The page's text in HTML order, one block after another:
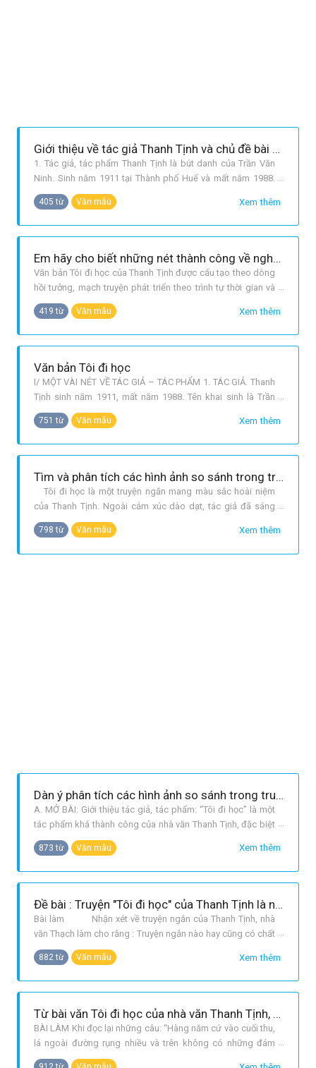
Giới thiệu về tác giả Thanh Tịnh và chủ đề bài Tôi đi học
1. Tác giả, tác phẩm Thanh Tịnh là bút danh của Trần Văn
Ninh. Sinh năm 1911 tại Thành phố Huế và mất năm 1988.
Trước năm 1945 vừa dạy học vừa viết văn. Sau cách mạng,
ông làm công tác văn hóa, văn nghệ trong quân đội; nhiều
tá. Thanh Tịnh là
Xem thêm
405 từ Văn mẫu
Em hãy cho biết những nét thành công về nghệ thuật của văn bản Tôi đi học. Sức cuốn hút của văn bản được tạo nên từ đâu
Văn bản Tôi đi học của Thanh Tịnh được cấu tạo theo dòng
hồi tưởng, mạch truyện phát triển theo trình tự thời gian và
cảm nghĩ chân thành của nhân vật “tôi”: Từ hiện tại nhớ về
quá khứ: tiết trời cuối thu, hình ảnh các em nhỏ đến trường
“tô
Xem thêm
419 từ Văn mẫu
Văn bản Tôi đi học
I/ MỘT VÀI NÉT VỀ TÁC GIẢ – TÁC PHẨM 1. TÁC GIẢ. Thanh
Tịnh sinh năm 1911, mất năm 1988. Tên khai sinh là Trần
Văn Ninh. Trước năm 1946 ông vừa dạy học, vừa làm thơ.
Ông có mặt ở trên nhiều lĩnh vực: Thơ, truyện dài, ca dao,
bút ký…nhưng thành công hơn cả là truyện ngắn 2. TÁC
PHẨM: Tôi đi học in t
Xem thêm
751 từ Văn mẫu
Tìm và phân tích các hình ảnh so sánh trong truyện ngắn "Tôi đi học" của Thanh Tịnh.
Tôi đi học là một truyện ngắn mang màu sắc hoài niệm
của Thanh Tịnh. Ngoài cảm xúc dào dạt, tác giả đã sáng
tạo nên một số hình ánh so sánh rất đẹp. Tác giả đã so
sánh và nhân hóa để viết nên những câu văn giàu hình
Xem thêm
798 từ Văn mẫu
Dàn ý phân tích các hình ảnh so sánh trong truyện ngắn Tôi đi học
A. MỞ BÀI: Giới thiệu tác giả, tác phẩm: “Tôi đi học” là một
tác phẩm khá thành công của nhà văn Thanh Tịnh, đặc biệt
là ở nghệ thuật kể chuyện hấp dẫn. Nêu vấn đề: Sử dụng
nghệ thuật so sánh vô cùng thành công, vừa gần gũi thân
tượng sự thay
Xem thêm
873 từ Văn mẫu
Đề bài : Truyện "Tôi đi học" của Thanh Tịnh là những trang văn xuôi đầy chất thơ. Nêu cảm nhận của em về chất thơ ấy ?
Bài làm Nhận xét về truyện ngắn của Thanh Tịnh, nhà
văn Thạch làm cho rằng : Truyện ngắn nào hay cũng có chất
thơ và bài thơ nào hay cũng có cốt truyện. Quả vậy, truyện
Tôi đi học là một truyện ngắn rất hay, đầy chất thơ. Chất
Xem thêm
882 từ Văn mẫu
Từ bài văn Tôi đi học của nhà văn Thanh Tịnh, em hãy kể lại chuyện ngày đầu tiên đi học của em
BÀI LÀM Khi đọc lại những câu: “Hàng năm cứ vào cuối thu,
lá ngoài đường rụng nhiều và trên không có những đám
mây bàng bạc, lòng tôi lại náo nức những kỉ niệm mơn man